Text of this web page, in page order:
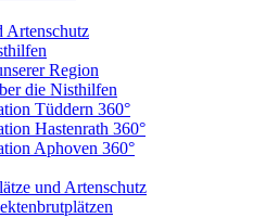
Artenschutz
Region
die Nisthilfen
Tüddern 360°
Hastenrath 360°
Aphoven 360°
und Artenschutz